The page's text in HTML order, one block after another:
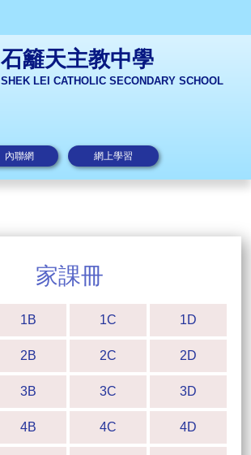
石籬天主教中學
SHEK LEI CATHOLIC SECONDARY SCHOOL
內聯網 網上學習
家課冊
1B 1C 1D
2B 2C 2D
3B 3C 3D
4B 4C 4D